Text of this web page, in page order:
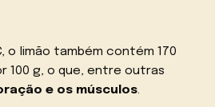
o limão também contém 170
100 g, o que, entre outras
e os músculos.